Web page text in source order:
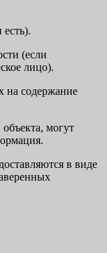
(если
лицо).
на содержание
могут
в виде